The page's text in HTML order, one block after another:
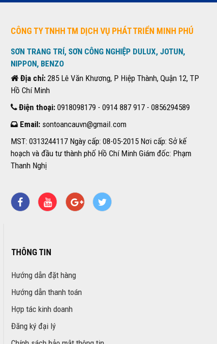
CÔNG TY TNHH TM DỊCH VỤ PHÁT TRIỂN MINH PHÚ
SƠN TRANG TRÍ, SƠN CÔNG NGHIỆP DULUX, JOTUN,
NIPPON, BENZO
Địa chỉ: 285 Lê Văn Khương, P Hiệp Thành, Quận 12, TP
Hồ Chí Minh
Điện thoại: 0918098179 - 0914 887 917 - 0856294589
Email: sontoancauvn@gmail.com
MST: 0313244117 Ngày cấp: 08-05-2015 Nơi cấp: Sở kế
hoạch và đầu tư thành phố Hồ Chí Minh Giám đốc: Phạm
Thanh Nghị
THÔNG TIN
Hướng dẫn đặt hàng
Hướng dẫn thanh toán
Hợp tác kinh doanh
Đăng ký đại lý